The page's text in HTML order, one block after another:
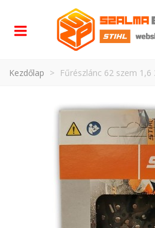
Kezdőlap > Fűrészlánc 62 szem 1,6